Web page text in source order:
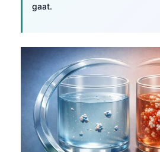
gaat.